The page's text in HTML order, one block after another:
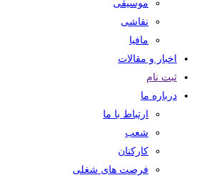
موسیقی
نقاشی
مافیا
اخبار و مقالات
ثبت نام
درباره ما
ارتباط با ما
شعب
کارکنان
فرصت های شغلی